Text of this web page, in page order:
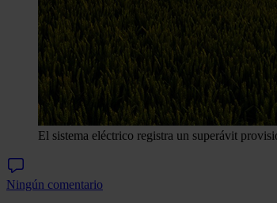
El sistema eléctrico registra un superávit
Ningún comentario